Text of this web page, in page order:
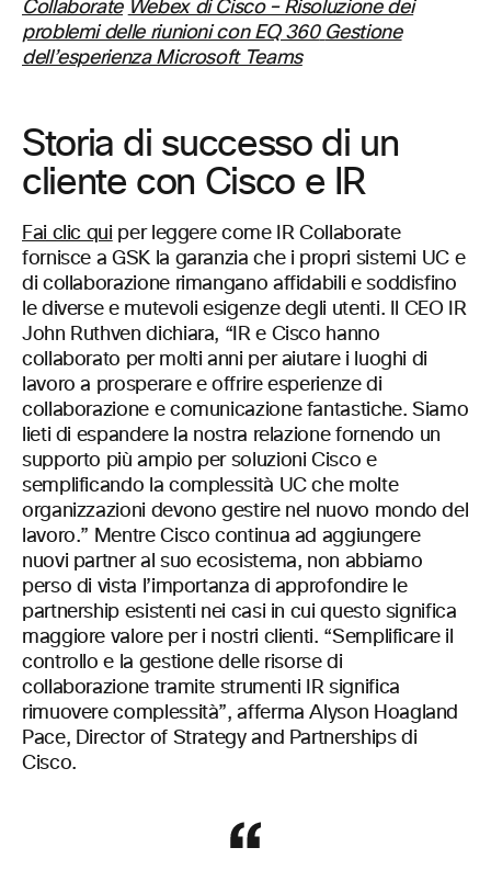
Collaborate Webex di Cisco – Risoluzione dei
problemi delle riunioni con EQ 360 Gestione
dell’esperienza Microsoft Teams
Storia di successo di un
cliente con Cisco e IR
Fai clic qui per leggere come IR Collaborate
fornisce a GSK la garanzia che i propri sistemi UC e
di collaborazione rimangano affidabili e soddisfino
le diverse e mutevoli esigenze degli utenti. Il CEO IR
John Ruthven dichiara, “IR e Cisco hanno
collaborato per molti anni per aiutare i luoghi di
lavoro a prosperare e offrire esperienze di
collaborazione e comunicazione fantastiche. Siamo
lieti di espandere la nostra relazione fornendo un
supporto più ampio per soluzioni Cisco e
semplificando la complessità UC che molte
organizzazioni devono gestire nel nuovo mondo del
lavoro.” Mentre Cisco continua ad aggiungere
nuovi partner al suo ecosistema, non abbiamo
perso di vista l’importanza di approfondire le
partnership esistenti nei casi in cui questo significa
maggiore valore per i nostri clienti. “Semplificare il
controllo e la gestione delle risorse di
collaborazione tramite strumenti IR significa
rimuovere complessità”, afferma Alyson Hoagland
Pace, Director of Strategy and Partnerships di
Cisco.